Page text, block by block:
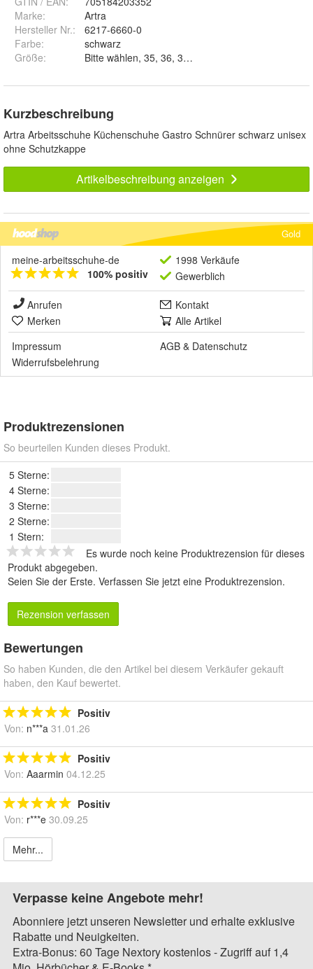
Marke:
Artra
Hersteller Nr.:
6217-6660-0
Farbe:
schwarz
Größe:
Kurzbeschreibung
Artra Arbeitsschuhe Küchenschuhe Gastro Schnürer schwarz unisex
ohne Schutzkappe
Artikelbeschreibung anzeigen
Gold
meine-arbeitsschuhe-de
100% positiv
1998 Verkäufe
Gewerblich
Anrufen
Kontakt
Merken
Alle Artikel
Impressum
AGB & Datenschutz
Widerrufsbelehrung
Produktrezensionen
So beurteilen Kunden dieses Produkt.
5 Sterne:
4 Sterne:
3 Sterne:
2 Sterne:
1 Stern:
Es wurde noch keine Produktrezension für dieses
Produkt abgegeben.
Seien Sie der Erste. Verfassen Sie jetzt eine Produktrezension.
Rezension verfassen
Bewertungen
So haben Kunden, die den Artikel bei diesem Verkäufer gekauft
haben, den Kauf bewertet.
Positiv
Von: n***a 31.01.26
Positiv
Von: Aaarmin 04.12.25
Positiv
Von: r***e 30.09.25
Mehr...
Verpasse keine Angebote mehr!
Abonniere jetzt unseren Newsletter und erhalte exklusive
Rabatte und Neuigkeiten.
Extra-Bonus: 60 Tage Nextory kostenlos - Zugriff auf 1,4